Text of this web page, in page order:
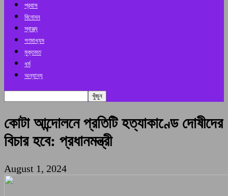
প্রবাস
বিনোদন
স্বাস্থ্য
গণমাধ্যম
মুক্তমত
ধর্ম
অন্যান্য
কোটা আন্দোলনে প্রতিটি হত্যাকাণ্ডে দোষীদের
বিচার হবে: প্রধানমন্ত্রী
August 1, 2024